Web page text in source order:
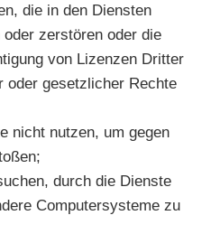
die in den Diensten
zerstören oder die
von Lizenzen Dritter
oder gesetzlicher Rechte
nicht nutzen, um gegen
durch die Dienste
Computersysteme zu